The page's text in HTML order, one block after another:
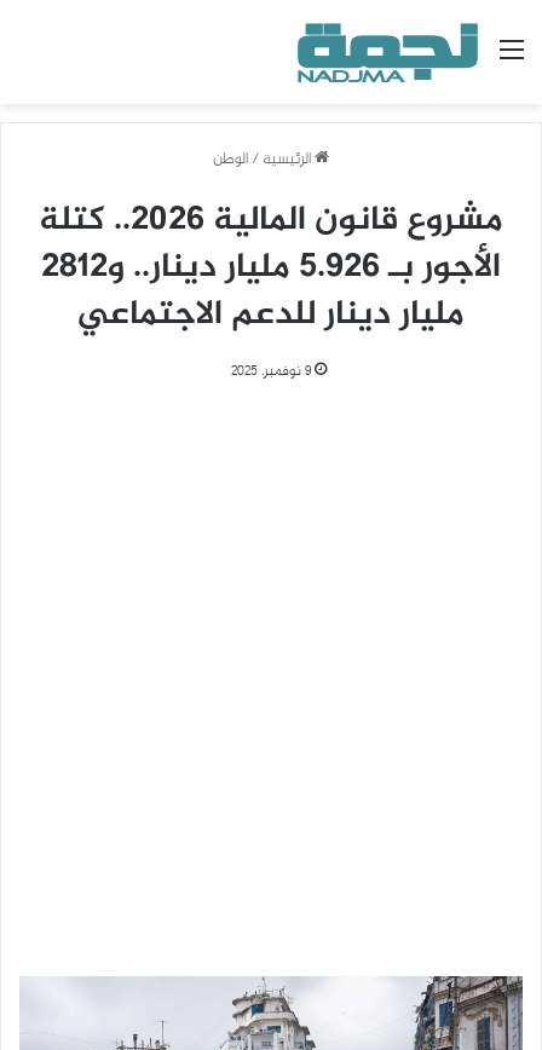
القائمة
الرئيسية/الوطن
مشروع قانون المالية 2026.. كتلة
الأجور بـ 5.926 مليار دينار.. و2812
مليار دينار للدعم الاجتماعي
9 نوفمبر، 2025